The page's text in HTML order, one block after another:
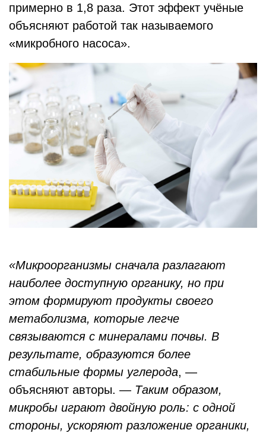
примерно в 1,8 раза. Этот эффект учёные
объясняют работой так называемого
«микробного насоса».
«Микроорганизмы сначала разлагают
наиболее доступную органику, но при
этом формируют продукты своего
метаболизма, которые легче
связываются с минералами почвы. В
результате, образуются более
стабильные формы углерода, —
объясняют авторы. — Таким образом,
микробы играют двойную роль: с одной
стороны, ускоряют разложение органики,